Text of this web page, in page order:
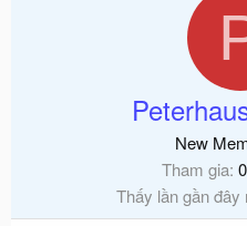
New
Tham gia
Thấy lần gần đây